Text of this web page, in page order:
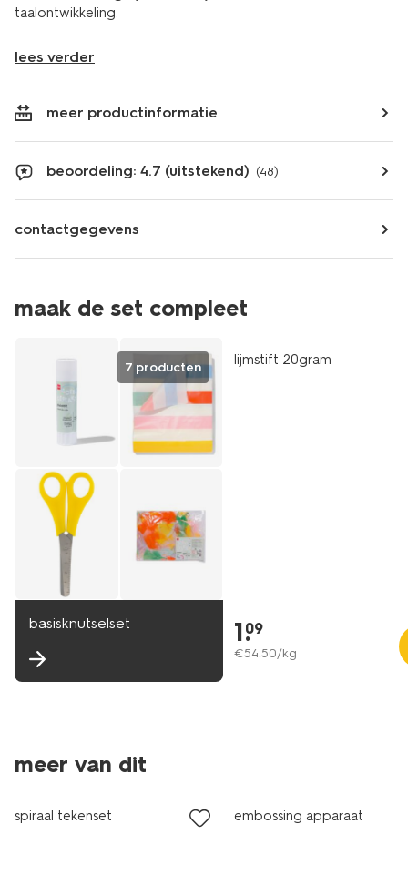
taalontwikkeling.
lees verder
meer productinformatie
beoordeling: 4.7 (uitstekend) (48)
contactgegevens
maak de set compleet
7 producten
basisknutselset
vegan
lijmstift 20gram
1.
09
€54.50/kg
meer van dit
spiraal tekenset embossing apparaat